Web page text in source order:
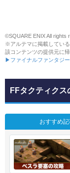
©SQUARE ENIX All rights
※アルテマに掲載してい
該コンテンツの提供元に
▶ファイナルファンタジ
FFタクティクス
おすすめ記